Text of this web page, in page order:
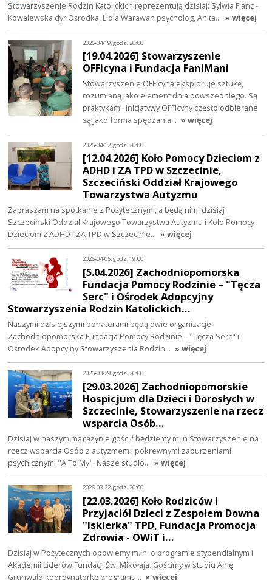
Stowarzyszenie Rodzin Katolickich reprezentują dzisiaj: Sylwia Flanc -
Kowalewska dyr Ośrodka, Lidia Warawan psycholog, Anita… » więcej
2026-04-19, godz. 20:00
[19.04.2026] Stowarzyszenie
OFFicyna i Fundacja FaniMani
Stowarzyszenie OFFicyna eksploruje sztukę,
rozumianą jako element dnia powszedniego. Są
praktykami. Inicjatywy OFFicyny często odbierane
są jako forma spędzania… » więcej
2026-04-12, godz. 20:00
[12.04.2026] Koło Pomocy Dzieciom z
ADHD i ZA TPD w Szczecinie,
Szczeciński Oddział Krajowego
Towarzystwa Autyzmu
Zapraszam na spotkanie z Pożytecznymi, a będą nimi dzisiaj
Szczeciński Oddział Krajowego Towarzystwa Autyzmu i Koło Pomocy
Dzieciom z ADHD i ZA TPD w Szczecinie… » więcej
2026-04-05, godz. 19:00
[5.04.2026] Zachodniopomorska
Fundacja Pomocy Rodzinie – "Tęcza
Serc" i Ośrodek Adopcyjny
Stowarzyszenia Rodzin Katolickich…
Naszymi dzisiejszymi bohaterami będą dwie organizacje:
Zachodniopomorska Fundacja Pomocy Rodzinie – "Tęcza Serc" i
Ośrodek Adopcyjny Stowarzyszenia Rodzin… » więcej
2026-03-29, godz. 20:00
[29.03.2026] Zachodniopomorskie
Hospicjum dla Dzieci i Dorosłych w
Szczecinie, Stowarzyszenie na rzecz
wsparcia Osób…
Dzisiaj w naszym magazynie gościć będziemy m.in Stowarzyszenie na
rzecz wsparcia Osób z autyzmem i pokrewnymi zaburzeniami
psychicznymi "A To My". Nasze studio… » więcej
2026-03-22, godz. 20:00
[22.03.2026] Koło Rodziców i
Przyjaciół Dzieci z Zespołem Downa
"Iskierka" TPD, Fundacja Promocja
Zdrowia - OWiT i…
Dzisiaj w Pożytecznych opowiemy m.in. o programie stypendialnym i
Akademii Liderów Fundacji Św. Mikołaja. Gościmy w studiu Anię
Grunwald koordynatorkę programu… » więcej